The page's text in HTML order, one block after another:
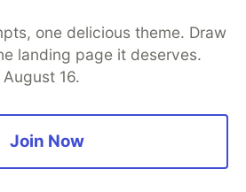
one delicious theme. Draw
landing page it deserves.
16.
Join Now
manage your software career
DEV++
Videos
DEV Help
DEV Showcase
open sourcesoftware that powers